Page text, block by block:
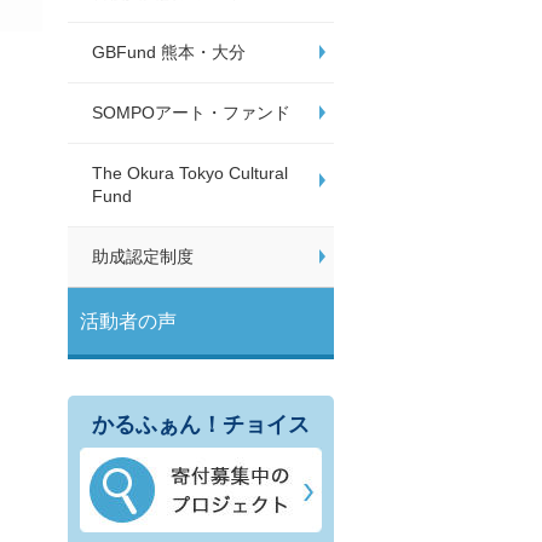
GBFund 熊本・大分
SOMPOアート・ファンド
The Okura Tokyo Cultural
Fund
助成認定制度
活動者の声
かるふぁん！チョイス